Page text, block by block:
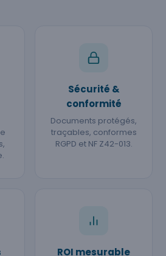
Sécurité &
conformité
Documents protégés,
traçables, conformes
RGPD et NF Z42-013.
ROI mesurable